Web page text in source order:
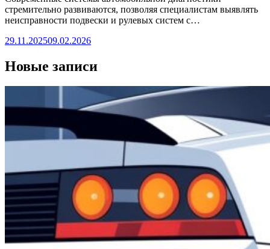
стремительно развиваются, позволяя специалистам выявлять
неисправности подвески и рулевых систем с…
29.11.202509.02.2026
Новые записи